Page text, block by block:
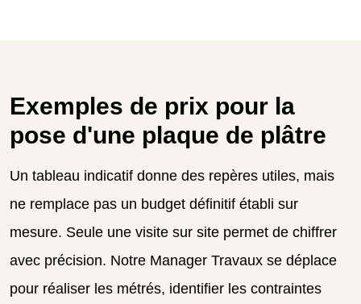
Exemples de prix pour la
pose d'une plaque de plâtre
Un tableau indicatif donne des repères utiles, mais
ne remplace pas un budget définitif établi sur
mesure. Seule une visite sur site permet de chiffrer
avec précision. Notre Manager Travaux se déplace
pour réaliser les métrés, identifier les contraintes